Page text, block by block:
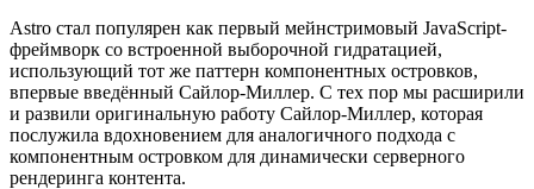
Astro стал популярен как первый мейнстримовый JavaScript-
фреймворк со встроенной выборочной гидратацией,
использующий тот же паттерн компонентных островков,
впервые введённый Сайлор-Миллер. С тех пор мы расширили
и развили оригинальную работу Сайлор-Миллер, которая
послужила вдохновением для аналогичного подхода с
компонентным островком для динамически серверного
рендеринга контента.